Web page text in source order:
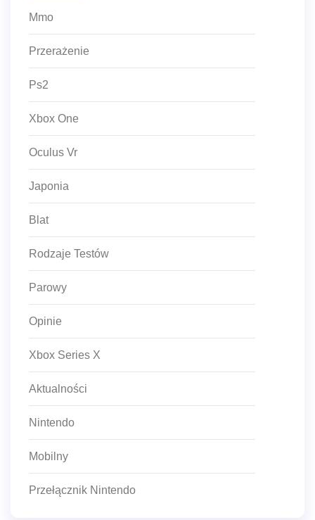
Mmo
Przerażenie
Ps2
Xbox One
Oculus Vr
Japonia
Blat
Rodzaje Testów
Parowy
Opinie
Xbox Series X
Aktualności
Nintendo
Mobilny
Przełącznik Nintendo